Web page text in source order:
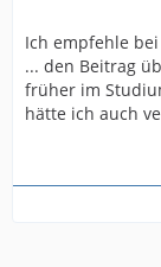
Ich empfehle
... den Beitrag
früher im
hätte ich auch